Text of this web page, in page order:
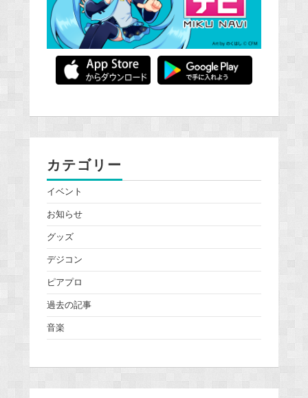
カテゴリー
イベント
お知らせ
グッズ
デジコン
ピアプロ
過去の記事
音楽